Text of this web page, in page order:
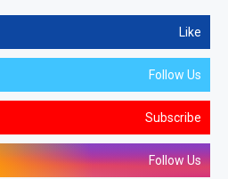
Like
Follow Us
Subscribe
Follow Us